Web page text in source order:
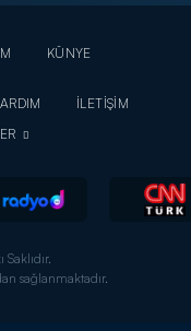
KÜNYE
İLETİŞİM
sağlanmaktadır.